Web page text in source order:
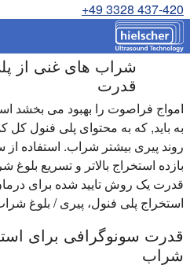
+49 3328 437-420
شراب های غنی از
قدرت
امواج فراصوت را بهبود می بخشد
به باید, که به محتوای پلی فنول کل
روند پیری بیشتر شراب. استفاده
بازده استخراج بالاتر و تسریع بلوغ
قدرت یک روش تایید شده برای
استخراج پلی فنول، پیری / بلوغ
قدرت سونوگرافی برای
شراب